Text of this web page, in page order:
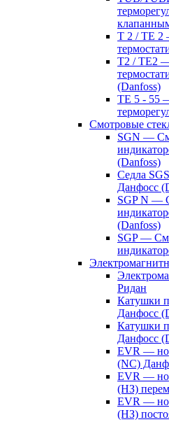
T 2 / TE 2
T2 / TE2
(Danfoss)
TE 5 - 55
Смотровые
SGN —
(Danfoss)
Седла
Данфосс
SGP N —
(Danfoss)
SGP —
Ридан
Катушки
Данфосс
Катушки
Данфосс
EVR —
(NC)
EVR —
(НЗ)
EVR —
(НЗ)